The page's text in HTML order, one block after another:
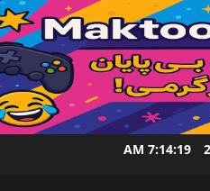
7:14:20 AM